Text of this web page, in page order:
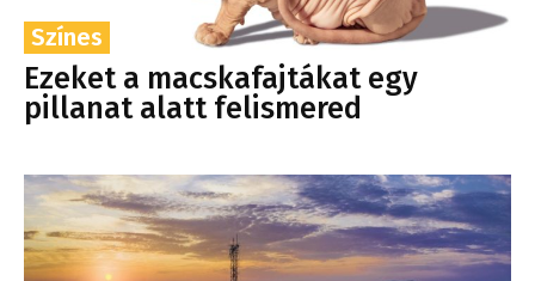
Színes
Ezeket a macskafajtákat egy
pillanat alatt felismered